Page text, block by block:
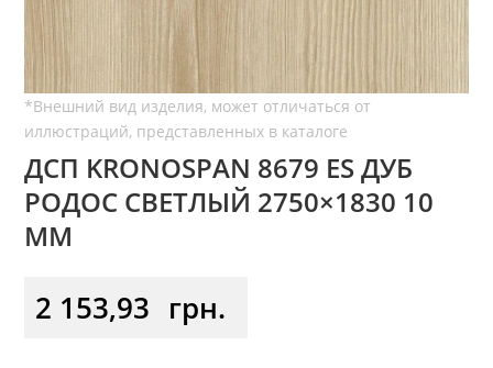
ДСП KRONOSPAN 8679 ES ДУБ
РОДОС СВЕТЛЫЙ 2750×1830 10
ММ
2 153,93 грн.